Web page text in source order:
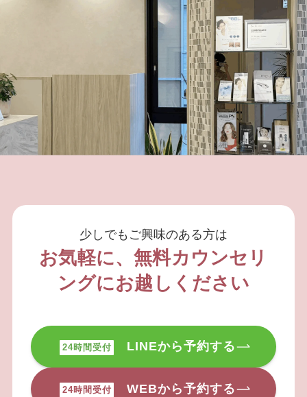
少しでもご興味のある方は
お気軽に、無料カウンセリ
ングにお越しください
24時間受付 LINEから予約する
24時間受付 WEBから予約する